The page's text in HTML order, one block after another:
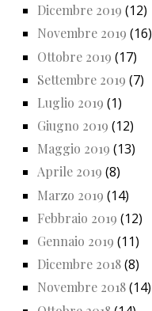
Dicembre 2019 (12)
Novembre 2019 (16)
Ottobre 2019 (17)
Settembre 2019 (7)
Luglio 2019 (1)
Giugno 2019 (12)
Maggio 2019 (13)
Aprile 2019 (8)
Marzo 2019 (14)
Febbraio 2019 (12)
Gennaio 2019 (11)
Dicembre 2018(8)
Novembre 2018(14)